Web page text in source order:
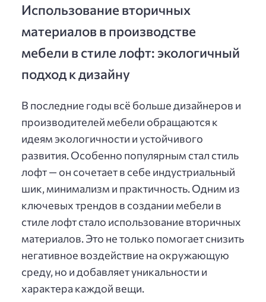
Использование вторичных
материалов в производстве
мебели в стиле лофт: экологичный
подход к дизайну
В последние годы всё больше дизайнеров и
производителей мебели обращаются к
идеям экологичности и устойчивого
развития. Особенно популярным стал стиль
лофт — он сочетает в себе индустриальный
шик, минимализм и практичность. Одним из
ключевых трендов в создании мебели в
стиле лофт стало использование вторичных
материалов. Это не только помогает снизить
негативное воздействие на окружающую
среду, но и добавляет уникальности и
характера каждой вещи.